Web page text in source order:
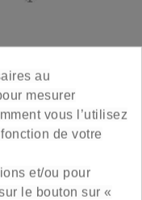
au
mesurer
vous l’utilisez
de votre
et/ou pour
le bouton sur «